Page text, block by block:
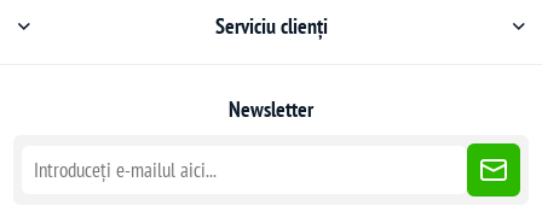
Serviciu clienți
Newsletter